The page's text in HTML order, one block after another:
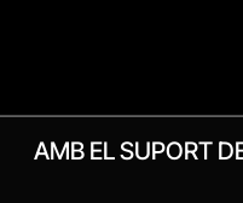
AMB EL SUPORT